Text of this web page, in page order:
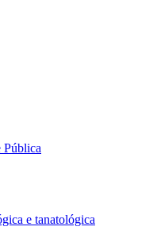
Pública
e tanatológica